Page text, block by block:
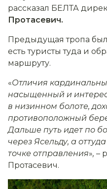
рассказал БЕЛТА
Протасевич.
Предыдущая тропа
есть туристы туда и
маршруту.
«Отличия
насыщенный и
в низинном болоте,
противоположный
Дальше путь идет по
через Ясельду, а оттуда
точке отправления», –
Протасевич.